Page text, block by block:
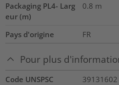
Packaging PL4- Larg
eur (m)
0.8 m
Pays d'origine FR
Pour plus
Code UNSPSC
39131602